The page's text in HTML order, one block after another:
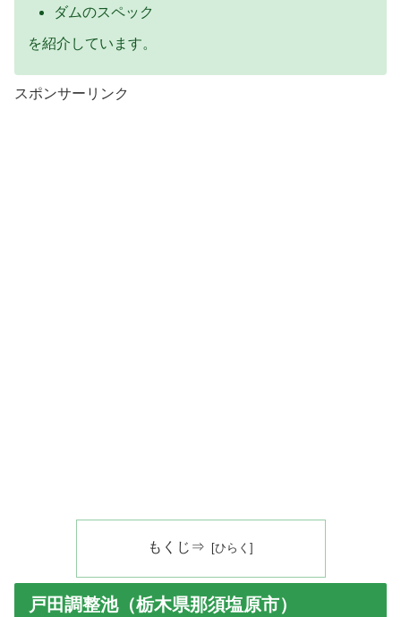
ダムのスペック
を紹介しています。
スポンサーリンク
もくじ⇒
戸田調整池（栃木県那須塩原市）